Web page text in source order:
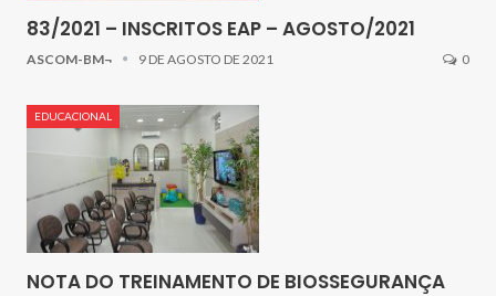
83/2021 – INSCRITOS EAP – AGOSTO/2021
ASCOM-BM¬ 9 DE AGOSTO DE 2021 0
EDUCACIONAL
NOTA DO TREINAMENTO DE BIOSSEGURANÇA